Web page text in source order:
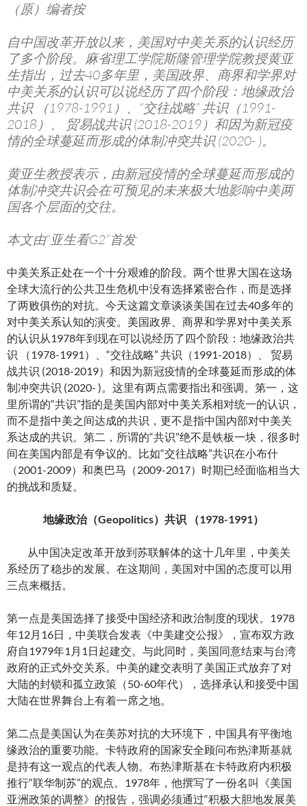
（原） 编者按
自中国改革开放以来，美国对中美关系的认识经历
了多个阶段。麻省理工学院斯隆管理学院教授黄亚
生指出，过去40多年里，美国政界、商界和学界对
中美关系的认识可以说经历了四个阶段：地缘政治
共识 （1978-1991）、“交往战略” 共识（1991-
2018）、 贸易战共识 (2018-2019）和因为新冠疫
情的全球蔓延而形成的体制冲突共识 (2020- )。
黄亚生教授表示，由新冠疫情的全球蔓延而形成的
体制冲突共识会在可预见的未来极大地影响中美两
国各个层面的交往。
本文由“亚生看G2”首发
中美关系正处在一个十分艰难的阶段。两个世界大国在这场
全球大流行的公共卫生危机中没有选择紧密合作，而是选择
了两败俱伤的对抗。今天这篇文章谈谈美国在过去40多年的
对中美关系认知的演变。美国政界、商界和学界对中美关系
的认识从1978年到现在可以说经历了四个阶段：地缘政治共
识 （1978-1991）、“交往战略” 共识（1991-2018）、 贸易
战共识 (2018-2019）和因为新冠疫情的全球蔓延而形成的体
制冲突共识 (2020- )。这里有两点需要指出和强调。第一，这
里所谓的“共识”指的是美国内部对中美关系相对统一的认识，
而不是指中美之间达成的共识，更不是指中国内部对中美关
系达成的共识。第二，所谓的“共识”绝不是铁板一块，很多时
间在美国内部是有争议的。比如“交往战略”共识在小布什
（2001-2009）和奥巴马（2009-2017）时期已经面临相当大
的挑战和质疑。
地缘政治（Geopolitics）共识 （1978-1991）
从中国决定改革开放到苏联解体的这十几年里，中美关
系经历了稳步的发展。在这期间，美国对中国的态度可以用
三点来概括。
第一点是美国选择了接受中国经济和政治制度的现状。1978
年12月16日，中美联合发表《中美建交公报》，宣布双方政
府自1979年1月1日起建交。与此同时，美国同意结束与台湾
政府的正式外交关系。中美的建交表明了美国正式放弃了对
大陆的封锁和孤立政策（50-60年代），选择承认和接受中国
大陆在世界舞台上有着一席之地。
第二点是美国认为在美苏对抗的大环境下，中国具有平衡地
缘政治的重要功能。卡特政府的国家安全顾问布热津斯基就
是持有这一观点的代表人物。布热津斯基在卡特政府内积极
推行“联华制苏”的观点。1978年，他撰写了一份名叫《美国
亚洲政策的调整》的报告，强调必须通过“积极大胆地发展美